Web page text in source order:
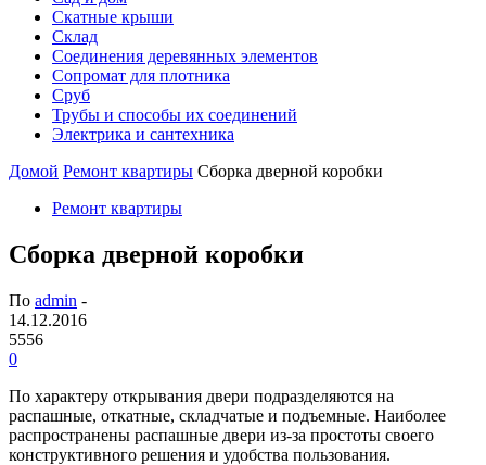
Скатные крыши
Склад
Соединения деревянных элементов
Сопромат для плотника
Сруб
Трубы и способы их соединений
Электрика и сантехника
Домой Ремонт квартиры Сборка дверной коробки
Ремонт квартиры
Сборка дверной коробки
По admin -
14.12.2016
5556
0
По характеру открывания двери подразделяются на
распашные, откатные, складчатые и подъемные. Наиболее
распространены распашные двери из-за простоты своего
конструктивного решения и удобства пользования.